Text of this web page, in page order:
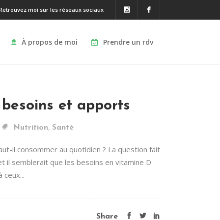
moi sur les réseaux sociaux
À propos de moi Prendre un rdv
et apports
Nutrition, Santé
il consommer au quotidien ? La question fait
il semblerait que les besoins en vitamine D
Share